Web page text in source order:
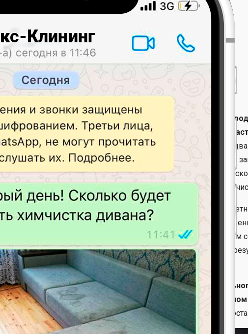
Эффективная генеральная уборка офисов в Нижнем
выполняется командой профессиональных специалистов
Такие мероприятия следует обязательно проводить минимум
чистоты на рабочем месте, устранения всех въевшихся пятен и
квалифицированные специалисты способны выполнить за
процесс коллектива, а само помещение при этом станет сиять
Помогают достигать успешных результатов работ нам
современного оборудования европейского качества и
препараты. Все мероприятия мы осуществляем с
эпидемиологическим нормам. Всё это приводит к успешным
срок.
Осуществить заказ профессионального клининга
Клининг» в Нижнем Новгороде можно на нашем официальном
необходимо срочное получение услуг, то мы сможем их